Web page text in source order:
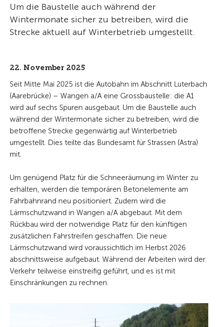
Um die Baustelle auch während der
Wintermonate sicher zu betreiben, wird die
Strecke aktuell auf Winterbetrieb umgestellt.
22. November 2025
Seit Mitte Mai 2025 ist die Autobahn im Abschnitt Luterbach
(Aarebrücke) – Wangen a/A eine Grossbaustelle: die A1
wird auf sechs Spuren ausgebaut. Um die Baustelle auch
während der Wintermonate sicher zu betreiben, wird die
betroffene Strecke gegenwärtig auf Winterbetrieb
umgestellt. Dies teilte das Bundesamt für Strassen (Astra)
mit.
Um genügend Platz für die Schneeräumung im Winter zu
erhalten, werden die temporären Betonelemente am
Fahrbahnrand neu positioniert. Zudem wird die
Lärmschutzwand in Wangen a/A abgebaut. Mit dem
Rückbau wird der notwendige Platz für den künftigen
zusätzlichen Fahrstreifen geschaffen. Die neue
Lärmschutzwand wird voraussichtlich im Herbst 2026
abschnittsweise aufgebaut. Während der Arbeiten wird der
Verkehr teilweise einstreifig geführt, und es ist mit
Einschränkungen zu rechnen.